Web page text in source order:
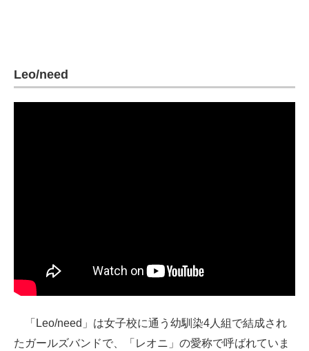
Leo/need
「Leo/need」は女子校に通う幼馴染4人組で結成され
たガールズバンドで、「レオニ」の愛称で呼ばれていま